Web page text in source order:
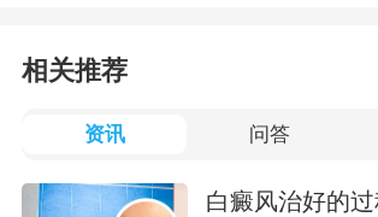
相关推荐
资讯 问答
白癜风治好的